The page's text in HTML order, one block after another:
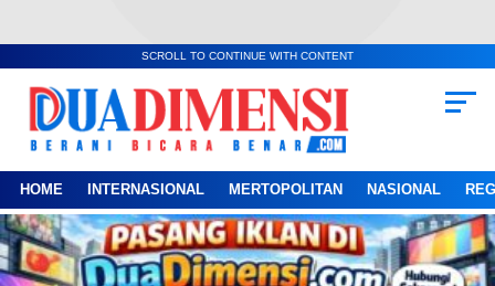
SCROLL TO CONTINUE WITH CONTENT
HOME INTERNASIONAL MERTOPOLITAN NASIONAL